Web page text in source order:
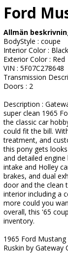
Ford
Allmän
BodyStyle : coupe
Interior Color : Black
Exterior Color : Red
VIN : 5F07C278648
Transmission
Doors : 2
Description :
super clean 1965
the classic car
could fit the bill.
treatment, and
this pony gets
and detailed
intake and Holley
brakes, and dual
door and the clean
interior including a
more could you
overall, this '65
inventory.
1965 Ford Mustang
Ruskin by Gateway